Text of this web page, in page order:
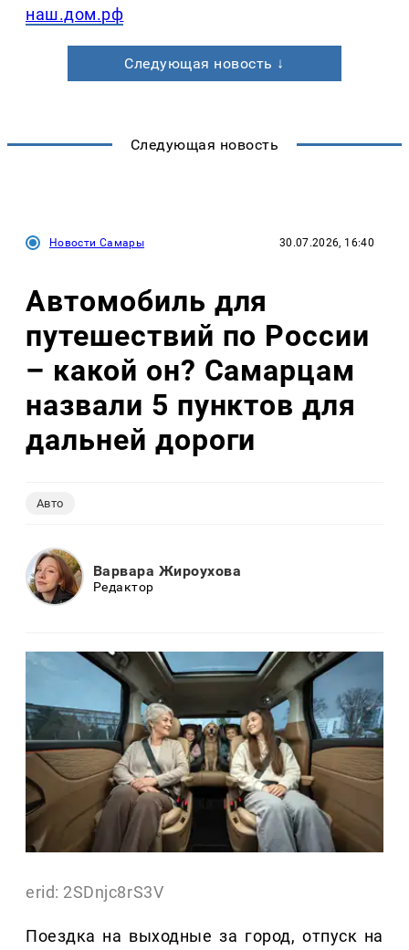
наш.дом.рф
Следующая новость ↓
Следующая новость
Новости Самары 30.07.2026, 16:40
Автомобиль для
путешествий по России
– какой он? Самарцам
назвали 5 пунктов для
дальней дороги
Авто
Варвара Жироухова
Редактор
erid: 2SDnjc8rS3V
Поездка на выходные за город, отпуск на